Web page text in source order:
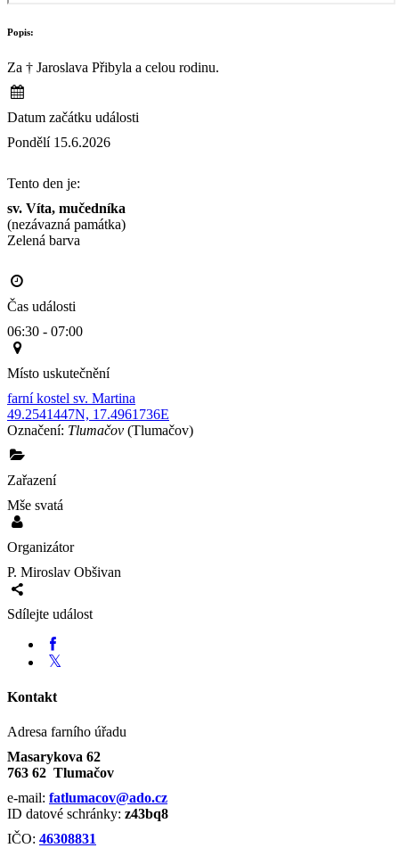
Popis:
Za † Jaroslava Přibyla a celou rodinu.
Datum začátku události
Pondělí 15.6.2026
Tento den je:
sv. Víta, mučedníka
(nezávazná památka)
Zelená barva
Čas události
06:30 - 07:00
Místo uskutečnění
farní kostel sv. Martina
49.2541447N, 17.4961736E
Označení: Tlumačov (Tlumačov)
Zařazení
Mše svatá
Organizátor
P. Miroslav Obšivan
Sdílejte událost
Kontakt
Adresa farního úřadu
Masarykova 62
763 62 Tlumačov
e-mail: fatlumacov@ado.cz
ID datové schránky: z43bq8
IČO: 46308831